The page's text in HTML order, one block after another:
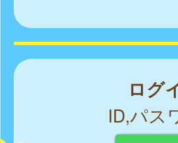
ログ
ID,パス